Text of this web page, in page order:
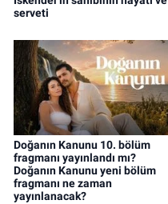
serveti
Doğanın Kanunu 10. bölüm
fragmanı yayınlandı mı?
Doğanın Kanunu yeni bölüm
fragmanı ne zaman
yayınlanacak?